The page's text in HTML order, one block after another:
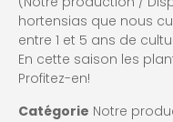
hortensias que nous
entre 1 et 5 ans de
En cette saison les
Profitez-en!
Catégorie Notre